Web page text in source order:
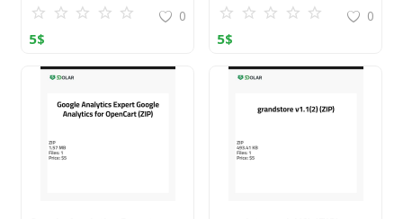
0
5$
0
5$